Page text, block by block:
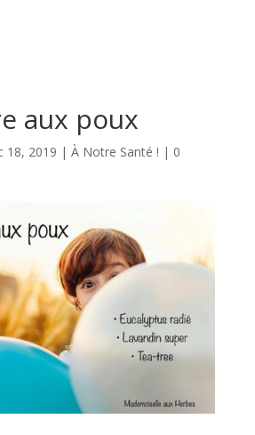
aux poux
18, 2019 | À Notre Santé ! | 0